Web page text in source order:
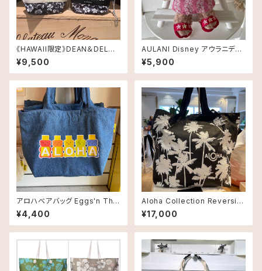
《HAWAII限定》DEAN＆DELUC
A コンパクト ハイビスカス フォ
ルダブルトートバッグ送料無料
¥9,500
AULANI Disney アウラニディ
ズニー限定・ぬいぐるみキーチェ
ーン・シェリーメイ・Pink
¥5,900
アロハベアバッグ Eggs'n Thin
gs【エッグスンシングス】 ハワイ
限定品
¥4,400
Aloha Collection Reversibl
e Tote
¥17,000